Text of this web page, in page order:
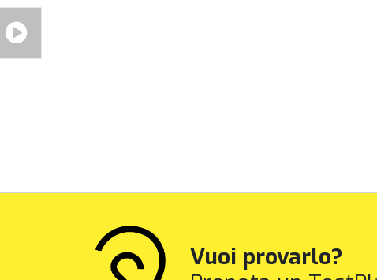
Vuoi provarlo?